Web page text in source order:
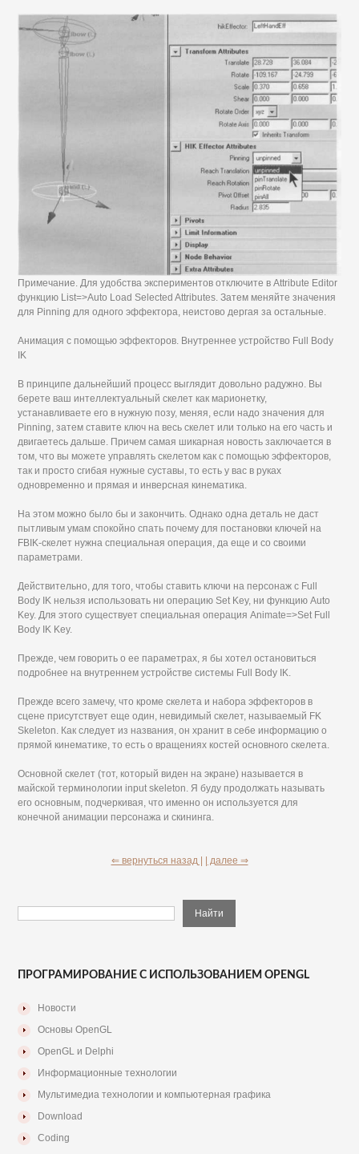
Примечание. Для удобства экспериментов отключите в Attribute Editor
функцию List=>Auto Load Selected Attributes. Затем меняйте значения
для Pinning для одного эффектора, неистово дергая за остальные.
Анимация с помощью эффекторов. Внутреннее устройство Full Body
IK
В принципе дальнейший процесс выглядит довольно радужно. Вы
берете ваш интеллектуальный скелет как марионетку,
устанавливаете его в нужную позу, меняя, если надо значения для
Pinning, затем ставите ключ на весь скелет или только на его часть и
двигаетесь дальше. Причем самая шикарная новость заключается в
том, что вы можете управлять скелетом как с помощью эффекторов,
так и просто сгибая нужные суставы, то есть у вас в руках
одновременно и прямая и инверсная кинематика.
На этом можно было бы и закончить. Однако одна деталь не даст
пытливым умам спокойно спать почему для постановки ключей на
FBIK-скелет нужна специальная операция, да еще и со своими
параметрами.
Действительно, для того, чтобы ставить ключи на персонаж с Full
Body IK нельзя использовать ни операцию Set Key, ни функцию Auto
Key. Для этого существует специальная операция Animate=>Set Full
Body IK Key.
Прежде, чем говорить о ее параметрах, я бы хотел остановиться
подробнее на внутреннем устройстве системы Full Body IK.
Прежде всего замечу, что кроме скелета и набора эффекторов в
сцене присутствует еще один, невидимый скелет, называемый FK
Skeleton. Как следует из названия, он хранит в себе информацию о
прямой кинематике, то есть о вращениях костей основного скелета.
Основной скелет (тот, который виден на экране) называется в
майской терминологии input skeleton. Я буду продолжать называть
его основным, подчеркивая, что именно он используется для
конечной анимации персонажа и скининга.
⇐ вернуться назад | | далее ⇒
ПРОГРАМИРОВАНИЕ С ИСПОЛЬЗОВАНИЕМ OPENGL
Новости
Основы OpenGL
OpenGL и Delphi
Информационные технологии
Мультимедиа технологии и компьютерная графика
Download
Coding